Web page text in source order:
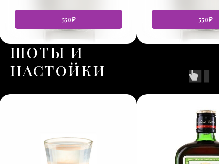
550₽ 550₽
ШОТЫ И
НАСТОЙКИ